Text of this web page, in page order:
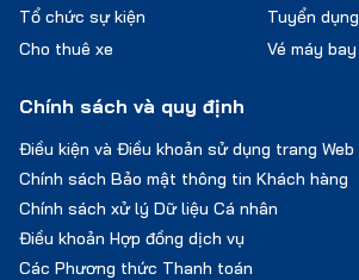
Tổ chức sự kiện
Cho thuê xe
Vé máy bay
Tuyển dụng
Chính sách và quy định
Điều kiện và Điều khoản sử dụng trang Web
Chính sách Bảo mật thông tin Khách hàng
Chính sách xử lý Dữ liệu Cá nhân
Điều khoản Hợp đồng dịch vụ
Các Phương thức Thanh toán